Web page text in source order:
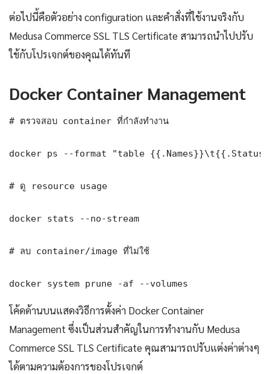
ต่อไปนี้คือตัวอย่าง configuration และคำสั่งที่ใช้งานจริงกับ
Medusa Commerce SSL TLS Certificate สามารถนำไปปรับ
ใช้กับโปรเจกต์ของคุณได้ทันที
Docker Container Management
# ตรวจสอบ container ที่กำลังทำงาน
docker ps --format "table
# ดู resource usage
docker stats --no-stream
# ลบ container/image ที่ไม่ใช้
docker system prune -af --volumes
โค้ดด้านบนแสดงวิธีการตั้งค่า Docker Container
Management ซึ่งเป็นส่วนสำคัญในการทำงานกับ Medusa
Commerce SSL TLS Certificate คุณสามารถปรับแต่งค่าต่างๆ
ได้ตามความต้องการของโปรเจกต์